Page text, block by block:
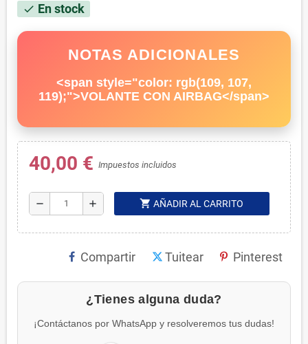
check En stock
NOTAS ADICIONALES
<span style="color: rgb(109, 107,
119);">VOLANTE CON AIRBAG</span>
40,00 € Impuestos incluidos
remove add shopping_cart AÑADIR AL CARRITO
Compartir Tuitear Pinterest
¿Tienes alguna duda?
¡Contáctanos por WhatsApp y resolveremos tus dudas!